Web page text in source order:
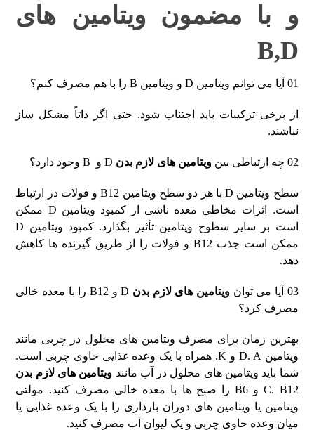
و با مضمون ویتامین های
B,D
01 آیا می توانم ویتامین D و ویتامین B را با هم مصرف کنم؟
از برخی ترکیبات باید اجتناب شود. حتی اگر ذاتاً مشکل ساز
نباشند.
02 چه ارتباطی بین ویتامین های لازم بدن
سطح ویتامین D با هر دو سطح ویتامین B12 و فولات در ارتباط
است. اثرات مخاطی معده ناشی از کمبود ویتامین D ممکن
است بر سایر سطوح ویتامین تأثیر بگذارد. کمبود ویتامین D
ممکن است جذب B12 و فولات را از طریق گیرنده ها کاهش
دهد.
03 آیا می توان ویتامین های لازم بدن
D و B12 را با معده خالی
مصرف کرد؟
بهترین زمان برای مصرف ویتامین های محلول در چربی مانند
ویتامین D. A و K. همراه با یک وعده غذایی حاوی چربی است.
شما باید ویتامین های محلول در آب مانند ویتامین های لازم بدن
C. B12 و B6 را صبح ها با معده خالی مصرف کنید. مولتی
ویتامین یا ویتامین های دوران بارداری را با یک وعده غذایی یا
میان وعده حاوی چربی و یک لیوان آب مصرف کنید.